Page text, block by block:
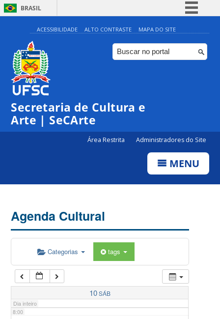
BRASIL
Simplifique!
Comunica BR
Participe
ACESSIBILIDADE ALTO CONTRASTE MAPA DO SITE
Secretaria de Cultura e
Arte | SeCArte
Área Restrita Administradores do Site
MENU
Agenda Cultural
Categorias tags
10SÁB
Dia inteiro
0:00
1:00
5:00
7:00
8:00